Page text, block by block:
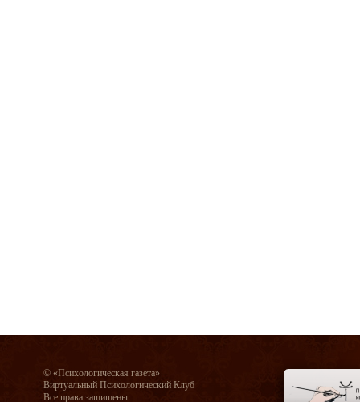
© «Психологическая газета»
Виртуальный Психологический Клуб
Все права защищены